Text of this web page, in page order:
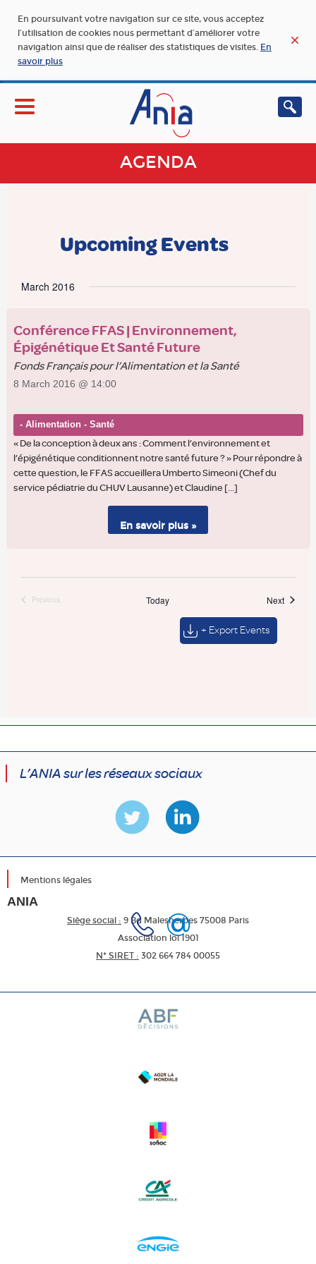
En poursuivant votre navigation sur ce site, vous acceptez
l’utilisation de cookies nous permettant d’améliorer votre
navigation ainsi que de réaliser des statistiques de visites. En
savoir plus
AGENDA
Upcoming Events
March 2016
Conférence FFAS | Environnement,
Épigénétique Et Santé Future
Fonds Français pour l’Alimentation et la Santé
8 March 2016 @ 14:00
- Alimentation - Santé
« De la conception à deux ans : Comment l’environnement et
l’épigénétique conditionnent notre santé future ? » Pour répondre à
cette question, le FFAS accueillera Umberto Simeoni (Chef du
service pédiatrie du CHUV Lausanne) et Claudine […]
En savoir plus »
Previous
Today NextEvents
+ Export Events
L’ANIA sur les réseaux sociaux
Mentions légales
ANIA
Siège social : 9 Bd Malesherbes 75008 Paris
Association loi 1901
N* SIRET : 302 664 784 00055